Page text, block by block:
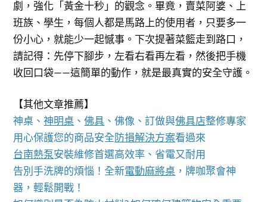
劇，強化「黃金十秒」的觀念。畢竟，賣菜阿婆、上
班族、學生，每個人都是馬路上的使用者，只要多一
份小心，就能少一起憾事。下次提著菜籃走到路口，
請記得：先停下腳步，左看右看再左看，然後把手機
收回口袋——這簡單的動作，就是最真實的安全守護。
【其他文章推薦】
神桌、神明桌 、佛具 、佛像、訂做與佛具店整修專家
用心保護您的商品安全防損解決方案看過來
台南熱泵安裝維修首選高效率、省電又耐用
告別手洗牌的煩惱！全新電動麻將桌 ，牌咖聚會神
器，輕鬆開戰！